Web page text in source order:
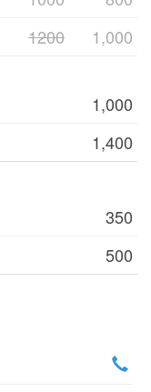
1200 1,000
1,000
1,400
350
500